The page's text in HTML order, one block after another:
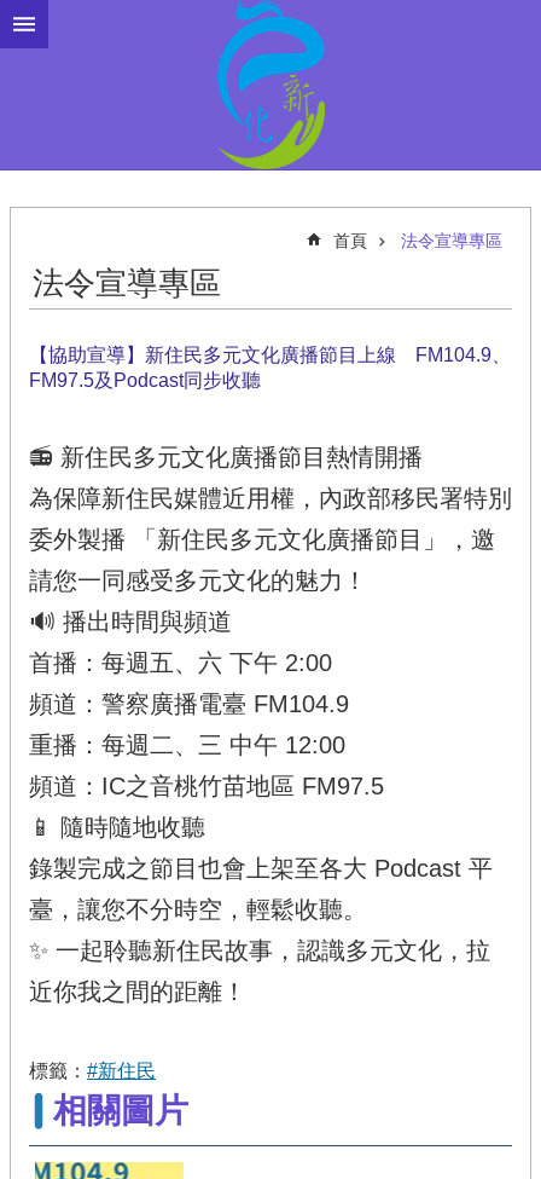
跳到主要內容區塊
首頁 法令宣導專區
法令宣導專區
【協助宣導】新住民多元文化廣播節目上線 FM104.9、
FM97.5及Podcast同步收聽
📻 新住民多元文化廣播節目熱情開播
為保障新住民媒體近用權，內政部移民署特別
委外製播 「新住民多元文化廣播節目」，邀
請您一同感受多元文化的魅力！
🔊 播出時間與頻道
首播：每週五、六 下午 2:00
頻道：警察廣播電臺 FM104.9
重播：每週二、三 中午 12:00
頻道：IC之音桃竹苗地區 FM97.5
📱 隨時隨地收聽
錄製完成之節目也會上架至各大 Podcast 平
臺，讓您不分時空，輕鬆收聽。
✨ 一起聆聽新住民故事，認識多元文化，拉
近你我之間的距離！
標籤： #新住民
相關圖片